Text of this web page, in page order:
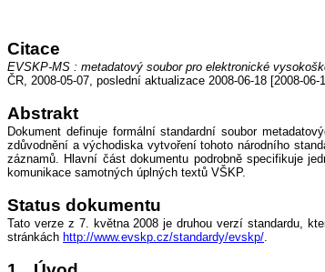
Citace
EVSKP-MS : metadatový soubor pro elektronické
ČR, 2008-05-07, poslední aktualizace 2008-06-18 [2008-
Abstrakt
Dokument definuje formální standardní soubor
zdůvodnění a východiska vytvoření tohoto národního
záznamů. Hlavní část dokumentu podrobně specifikuje
komunikace samotných úplných textů VŠKP.
Status dokumentu
Tato verze z 7. května 2008 je druhou verzí standardu,
stránkách http://www.evskp.cz/standardy/evskp/.